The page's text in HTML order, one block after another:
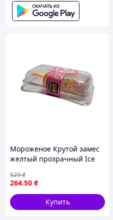
Мороженое Крутой замес
желтый прозрачный Ice
MONSTERGUM
264.50 ₴
529₴
Купить